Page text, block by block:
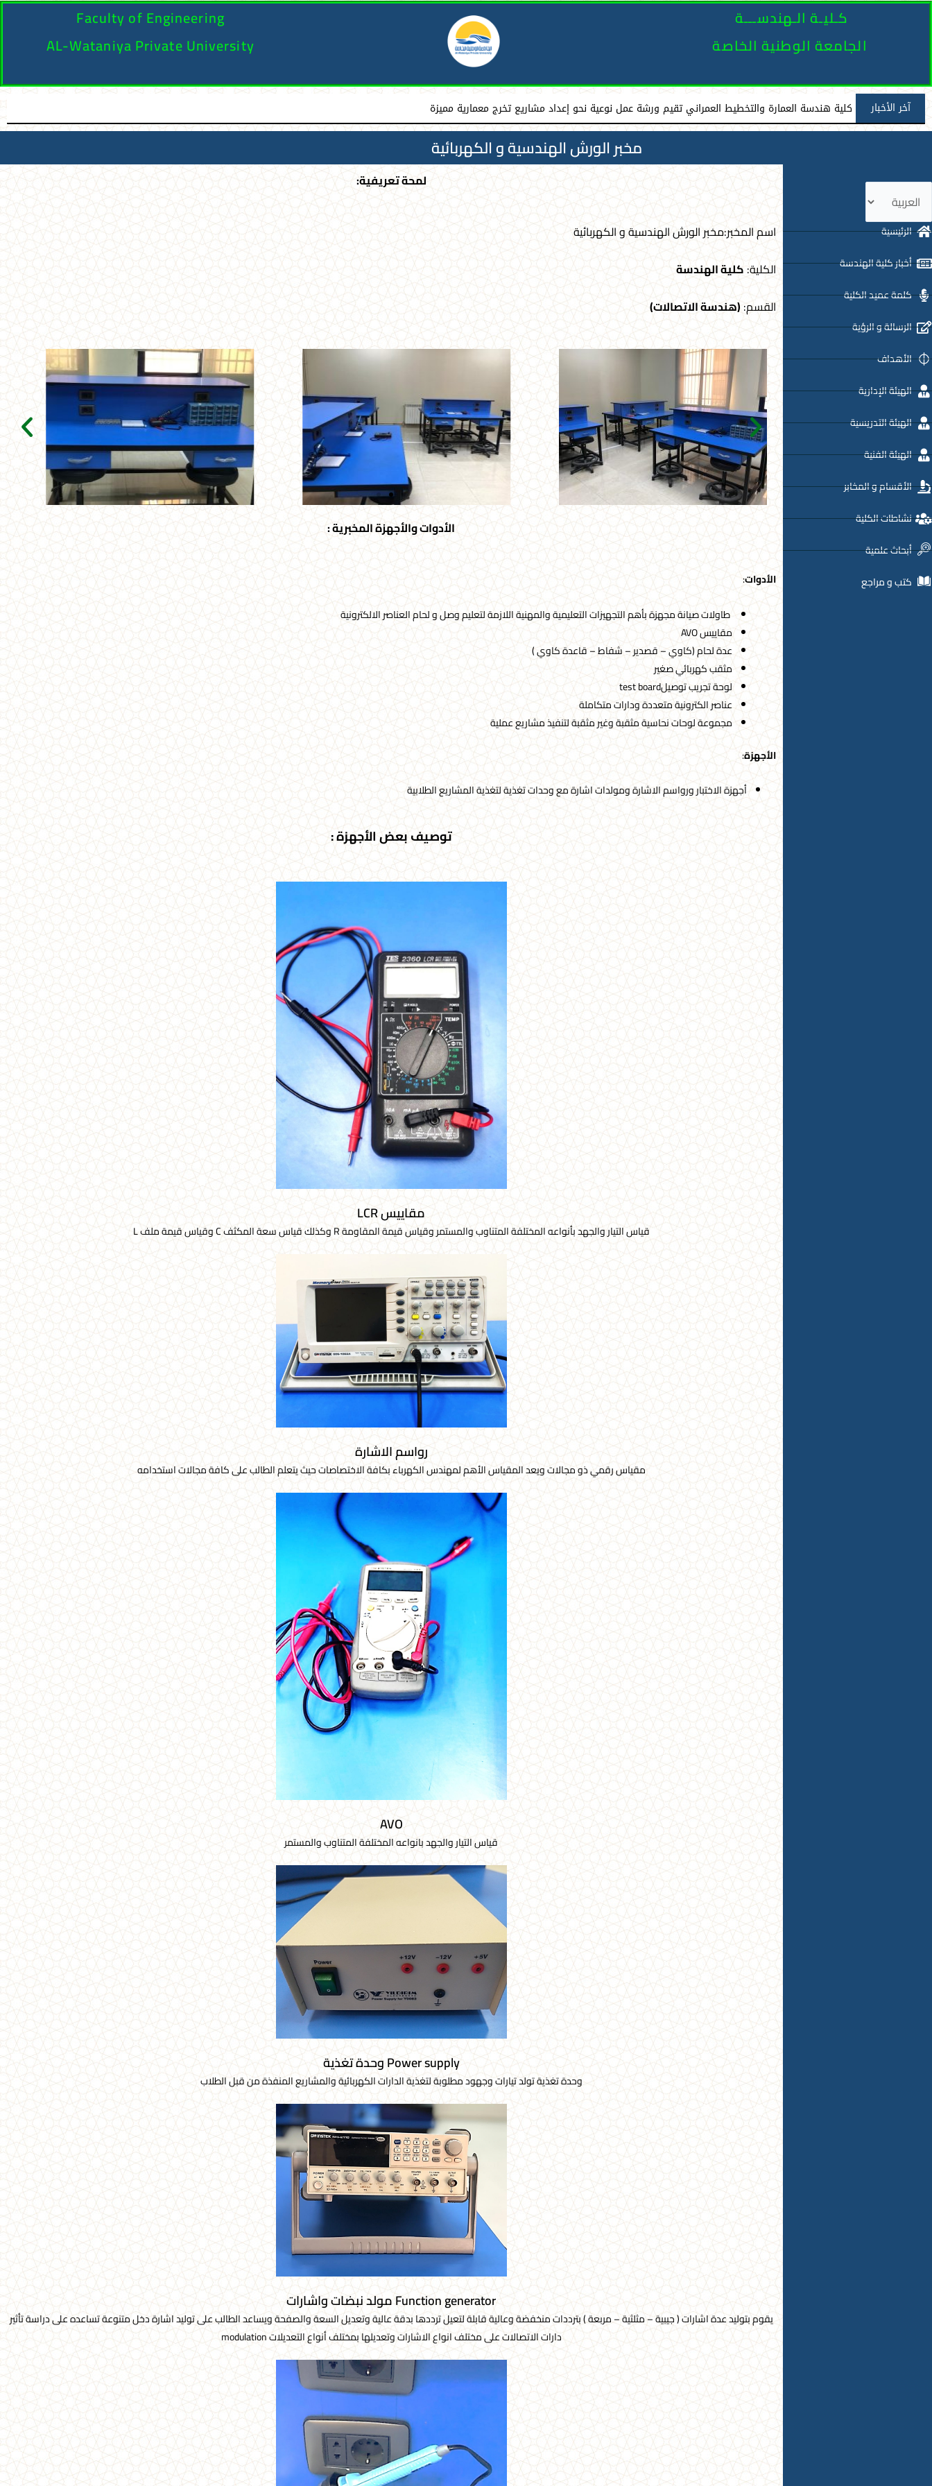
كـليـة الـهندســـة
الجامعة الوطنية الخاصة
Faculty of Engineering
AL-Wataniya Private University
آخر الأخبار
كلية هندسة العمارة والتخطيط العمراني تقيم ورشة عمل نوعية نحو إعداد مشاريع تخرج معمارية مميزة
زيارة علمية لطلبة كلية طب الأسنان في الجامعة الوطنية الخاصة إلى كلية طب الأسنان بجامعة دمشق
مخبر الورش الهندسية و الكهربائية
لغة
الرئيسية
أخبار كلية الهندسة
كلمة عميد الكلية
الرسالة و الرؤية
الأهداف
الهيئة الإدارية
الهيئة التدريسية
الهيئة الفنية
الأقسام و المخابر
نشاطات الكلية
أبحاث علمية
كتب و مراجع
لمحة تعريفية:
اسم المخبر:مخبر الورش الهندسية و الكهربائية
الكلية: كلية الهندسة
القسم: (هندسة الاتصالات)
الأدوات والأجهزة المخبرية :
الأدوات:
طاولات صيانة مجهزة بأهم التجهيزات التعليمية والمهنية اللازمة لتعليم وصل و لحام العناصر الالكترونية
مقاييس AVO
عدة لحام (كاوي – قصدير – شفاط – قاعدة كاوي )
مثقب كهربائي صغير
لوحة تجريب توصيلtest board
عناصر الكترونية متعددة ودارات متكاملة
مجموعة لوحات نحاسية مثقبة وغير مثقبة لتنفيذ مشاريع عملية
الأجهزة:
أجهزة الاختبار ورواسم الاشارة ومولدات اشارة مع وحدات تغذية لتغذية المشاريع الطلابية
توصيف بعض الأجهزة :
مقاييس LCR
قياس التيار والجهد بأنواعه المختلفة المتناوب والمستمر وقياس قيمة المقاومة R وكذلك قياس سعة المكثف C وقياس قيمة ملف L
رواسم الاشارة
مقياس رقمي ذو مجالات ويعد المقياس الأهم لمهندس الكهرباء بكافة الاختصاصات حيث يتعلم الطالب على كافة مجالات استخدامه
AVO
قياس التيار والجهد بانواعه المختلفة المتناوب والمستمر
Power supply وحدة تغذية
وحدة تغذية تولد تيارات وجهود مطلوبة لتغذية الدارات الكهربائية والمشاريع المنفذة من قبل الطلاب
Function generator مولد نبضات واشارات
يقوم بتوليد عدة اشارات ( جيبية – مثلثية – مربعة ) بترددات منخفضة وعالية قابلة لتعيل ترددها بدقة عالية وتعديل السعة والصفحة ويساعد الطالب على توليد اشارة دخل متنوعة تساعده على دراسة تأثير
دارات الاتصالات على مختلف انواع الاشارات وتعديلها بمختلف أنواع التعديلات modulation